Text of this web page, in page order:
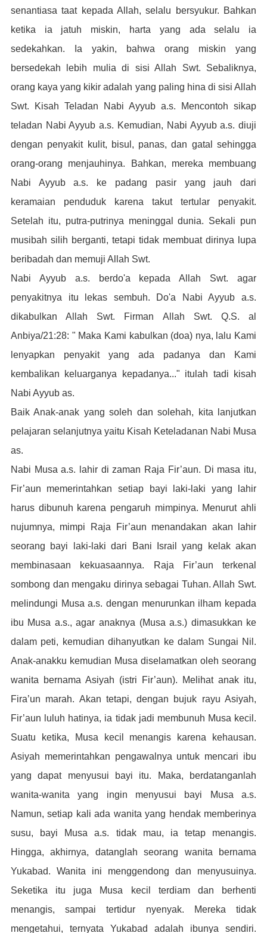
senantiasa taat kepada Allah, selalu bersyukur. Bahkan
ketika ia jatuh miskin, harta yang ada selalu ia
sedekahkan. Ia yakin, bahwa orang miskin yang
bersedekah lebih mulia di sisi Allah Swt. Sebaliknya,
orang kaya yang kikir adalah yang paling hina di sisi Allah
Swt. Kisah Teladan Nabi Ayyub a.s. Mencontoh sikap
teladan Nabi Ayyub a.s. Kemudian, Nabi Ayyub a.s. diuji
dengan penyakit kulit, bisul, panas, dan gatal sehingga
orang-orang menjauhinya. Bahkan, mereka membuang
Nabi Ayyub a.s. ke padang pasir yang jauh dari
keramaian penduduk karena takut tertular penyakit.
Setelah itu, putra-putrinya meninggal dunia. Sekali pun
musibah silih berganti, tetapi tidak membuat dirinya lupa
beribadah dan memuji Allah Swt.
Nabi Ayyub a.s. berdo'a kepada Allah Swt. agar
penyakitnya itu lekas sembuh. Do'a Nabi Ayyub a.s.
dikabulkan Allah Swt. Firman Allah Swt. Q.S. al
Anbiya/21:28: " Maka Kami kabulkan (doa) nya, lalu Kami
lenyapkan penyakit yang ada padanya dan Kami
kembalikan keluarganya kepadanya..." itulah tadi kisah
Nabi Ayyub as.
Baik Anak-anak yang soleh dan solehah, kita lanjutkan
pelajaran selanjutnya yaitu Kisah Keteladanan Nabi Musa
as.
Nabi Musa a.s. lahir di zaman Raja Fir’aun. Di masa itu,
Fir’aun memerintahkan setiap bayi laki-laki yang lahir
harus dibunuh karena pengaruh mimpinya. Menurut ahli
nujumnya, mimpi Raja Fir’aun menandakan akan lahir
seorang bayi laki-laki dari Bani Israil yang kelak akan
membinasaan kekuasaannya. Raja Fir’aun terkenal
sombong dan mengaku dirinya sebagai Tuhan. Allah Swt.
melindungi Musa a.s. dengan menurunkan ilham kepada
ibu Musa a.s., agar anaknya (Musa a.s.) dimasukkan ke
dalam peti, kemudian dihanyutkan ke dalam Sungai Nil.
Anak-anakku kemudian Musa diselamatkan oleh seorang
wanita bernama Asiyah (istri Fir’aun). Melihat anak itu,
Fira’un marah. Akan tetapi, dengan bujuk rayu Asiyah,
Fir’aun luluh hatinya, ia tidak jadi membunuh Musa kecil.
Suatu ketika, Musa kecil menangis karena kehausan.
Asiyah memerintahkan pengawalnya untuk mencari ibu
yang dapat menyusui bayi itu. Maka, berdatanganlah
wanita-wanita yang ingin menyusui bayi Musa a.s.
Namun, setiap kali ada wanita yang hendak memberinya
susu, bayi Musa a.s. tidak mau, ia tetap menangis.
Hingga, akhirnya, datanglah seorang wanita bernama
Yukabad. Wanita ini menggendong dan menyusuinya.
Seketika itu juga Musa kecil terdiam dan berhenti
menangis, sampai tertidur nyenyak. Mereka tidak
mengetahui, ternyata Yukabad adalah ibunya sendiri.